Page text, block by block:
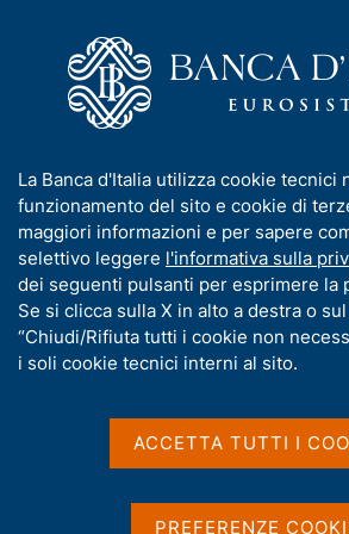
n
u
d
i
n
a
v
i
g
a
o
m
g
e
Compiti
Assistance
Operazioni di mercato aperto
Operazioni di
aperto
S
I
n
f
o
r
m
a
t
La Banca d'Italia utilizza cookie tecnici
funzionamento del sito e cookie di
maggiori informazioni e per sapere
selettivo leggere l'informativa sulla
dei seguenti pulsanti per esprimere la
Se si clicca sulla X in alto a destra o
“Chiudi/Rifiuta tutti i cookie non
i soli cookie tecnici interni al sito.
ACCETTA TUTTI I
PREFERENZE